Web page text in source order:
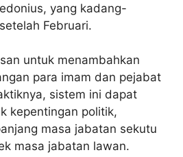
yang kadang-
Februari.
untuk menambahkan
para imam dan pejabat
sistem ini dapat
kepentingan politik,
masa jabatan sekutu
masa jabatan lawan.